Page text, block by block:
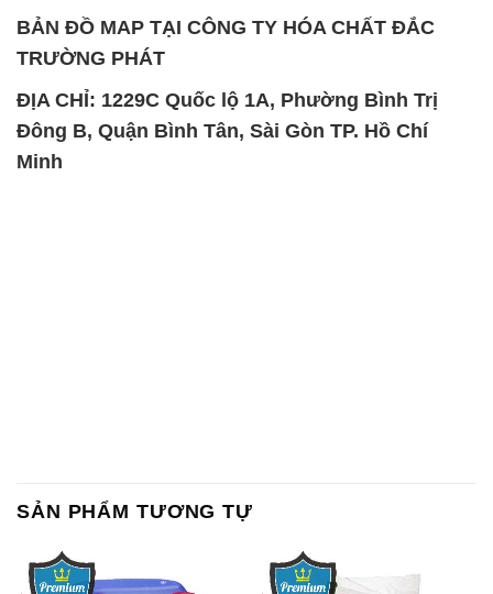
BẢN ĐỒ MAP TẠI CÔNG TY HÓA CHẤT ĐẮC
TRƯỜNG PHÁT
ĐỊA CHỈ: 1229C Quốc lộ 1A, Phường Bình Trị
Đông B, Quận Bình Tân, Sài Gòn TP. Hồ Chí
Minh
SẢN PHẨM TƯƠNG TỰ